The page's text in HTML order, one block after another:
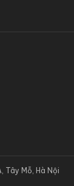
Tây Mỗ, Hà Nội